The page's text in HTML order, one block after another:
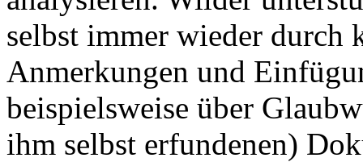
selbst immer wieder durch
Anmerkungen und
beispielsweise über
ihm selbst erfundenen)